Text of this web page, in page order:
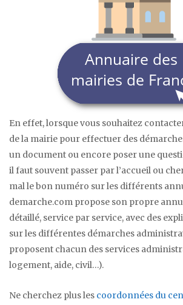
En effet, lorsque vous souhaitez
de la mairie pour effectuer des
un document ou encore poser une
il faut souvent passer par l’accueil ou
mal le bon numéro sur les différents
demarche.com propose son propre
détaillé, service par service, avec des
sur les différentes démarches
proposent chacun des services
logement, aide, civil…).
Ne cherchez plus les coordonnées du